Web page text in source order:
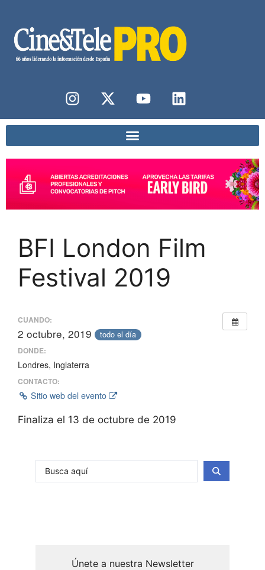
BFI London Film
Festival 2019
CUANDO:
2 octubre, 2019 todo el día
DONDE:
Londres, Inglaterra
CONTACTO:
Sitio web del evento
Finaliza el 13 de octubre de 2019
Únete a nuestra Newsletter